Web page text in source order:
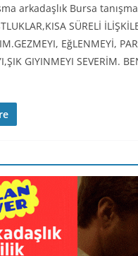
arkadaşlık Bursa
SÜRELİ
EğLENMEYİ,
GIYINMEYI SEVERİM.